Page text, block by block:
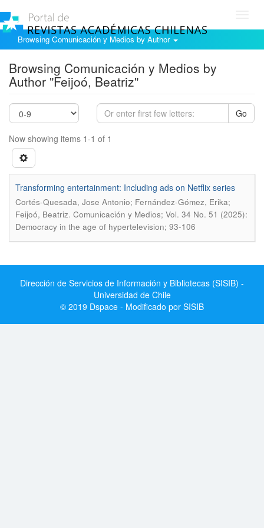
Browsing Comunicación y Medios by Author
Browsing Comunicación y Medios by
Author "Feijoó, Beatriz"
Go
Now showing items 1-1 of 1
Transforming entertainment: Including ads on Netflix series
Cortés-Quesada, Jose Antonio; Fernández-Gómez, Erika;
Feijoó, Beatriz. Comunicación y Medios; Vol. 34 No. 51 (2025):
Democracy in the age of hypertelevision; 93-106
Dirección de Servicios de Información y Bibliotecas (SISIB) -
Universidad de Chile
© 2019 Dspace - Modificado por SISIB